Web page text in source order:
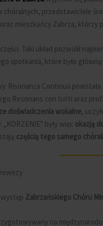
chóralnych, przedstawiciele
mieszkańcy Zabrza,
Taki układ pozwolił
spotkania, które było
Risonanza Continua
Resonans con tutti oraz
doświadczenia wokalne,
były więc okazją
częścią tego samego
Zabrzańskiego Chóru
na